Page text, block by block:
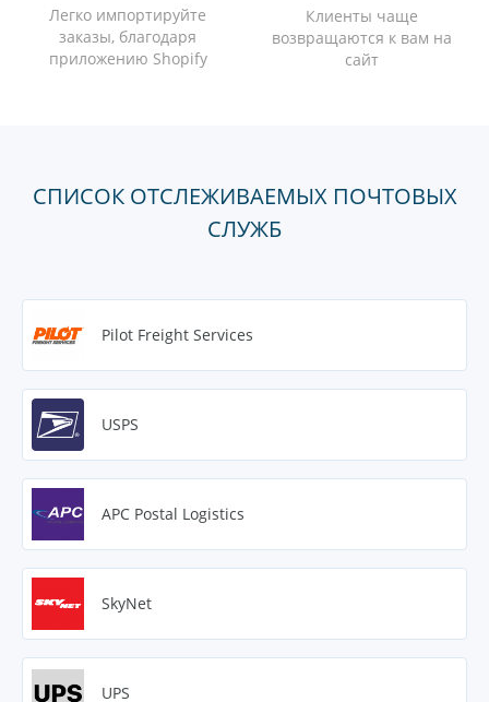
Легко импортируйте
заказы, благодаря
приложению Shopify
Клиенты чаще
возвращаются к вам на
сайт
СПИСОК ОТСЛЕЖИВАЕМЫХ ПОЧТОВЫХ
СЛУЖБ
Pilot Freight Services
USPS
APC Postal Logistics
SkyNet
UPS